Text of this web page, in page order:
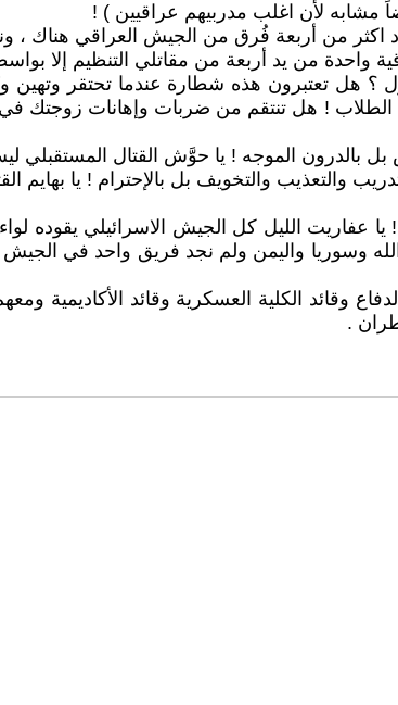
مشابه لأن اغلب مدربيهم عراقيين ) !
اكثر من أربعة فُرق من الجيش العراقي هناك ،
واحدة من يد أربعة من مقاتلي التنظيم إلا
؟ هل تعتبرون هذه شطارة عندما تحتقر
الطلاب ! هل تنتقم من ضربات وإهانات زوجتك
الموجه ! يا حوَّش القتال المستقبلي
والتعذيب والتخويف بل بالإحترام ! يا بهايم
عفاريت الليل كل الجيش الاسرائيلي يقوده
وسوريا واليمن ولم نجد فريق واحد في
وقائد الكلية العسكرية وقائد الأكاديمية
.